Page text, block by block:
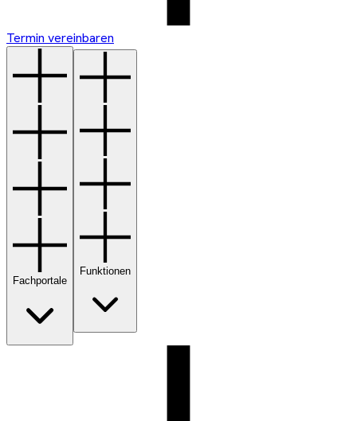
Termin vereinbaren
Fachportale
Funktionen